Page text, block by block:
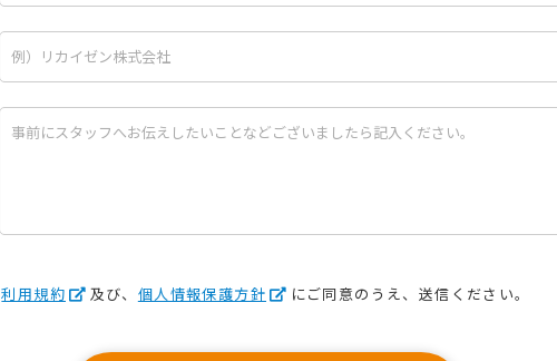
利用規約 及び、 個人情報保護方針 にご同意のうえ、送信ください。